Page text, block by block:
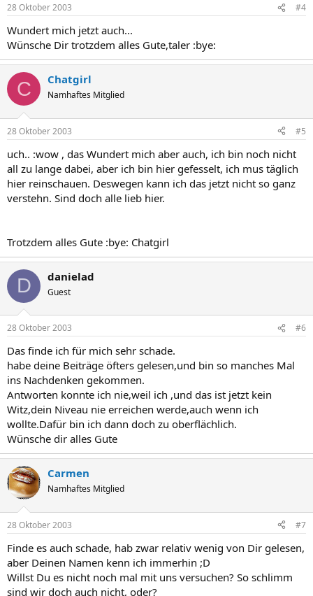
28 Oktober 2003 #4
Wundert mich jetzt auch...
Wünsche Dir trotzdem alles Gute,taler :bye:
C Chatgirl
Namhaftes Mitglied
28 Oktober 2003 #5
uch.. :wow , das Wundert mich aber auch, ich bin noch nicht
all zu lange dabei, aber ich bin hier gefesselt, ich mus täglich
hier reinschauen. Deswegen kann ich das jetzt nicht so ganz
verstehn. Sind doch alle lieb hier.
Trotzdem alles Gute :bye: Chatgirl
D danielad
Guest
28 Oktober 2003 #6
Das finde ich für mich sehr schade.
habe deine Beiträge öfters gelesen,und bin so manches Mal
ins Nachdenken gekommen.
Antworten konnte ich nie,weil ich ,und das ist jetzt kein
Witz,dein Niveau nie erreichen werde,auch wenn ich
wollte.Dafür bin ich dann doch zu oberflächlich.
Wünsche dir alles Gute
Carmen
Namhaftes Mitglied
28 Oktober 2003 #7
Finde es auch schade, hab zwar relativ wenig von Dir gelesen,
aber Deinen Namen kenn ich immerhin ;D
Willst Du es nicht noch mal mit uns versuchen? So schlimm
sind wir doch auch nicht, oder?